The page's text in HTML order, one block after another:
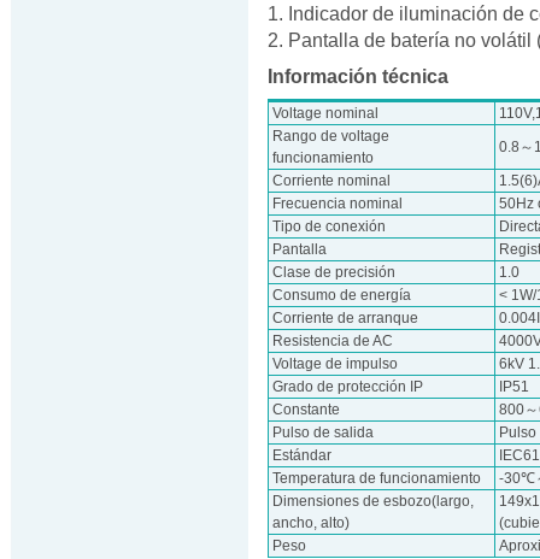
1. Indicador de iluminación de
2. Pantalla de batería no volátil
Información técnica
Voltage nominal
Rango de voltage
funcionamiento
0.8～
Corriente nominal
Frecuencia nominal
50Hz
Tipo de conexión
Pantalla
Clase de precisión
1.0
Consumo de energía
<
Corriente de arranque
Resistencia de AC
Voltage de impulso
6kV
Grado de protección IP
IP51
Constante
800
Pulso de salida
Estándar
Temperatura de funcionamiento
-30℃
Dimensiones de esbozo(largo,
ancho, alto)
Peso